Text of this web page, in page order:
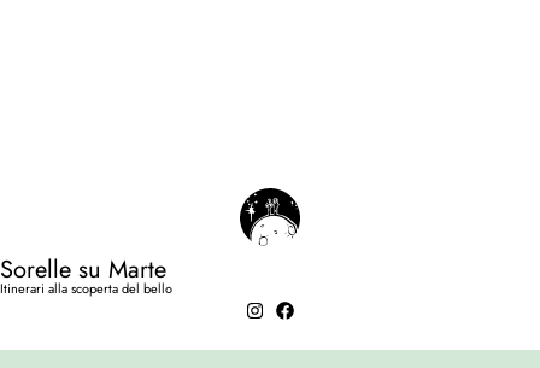
Sorelle su Marte
Itinerari alla scoperta del bello